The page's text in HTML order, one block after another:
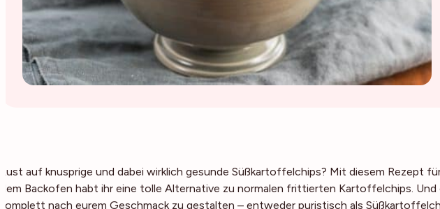
Lust auf knusprige und dabei wirklich gesunde Süßkartoffelchips? Mit diesem Rezept
dem Backofen habt ihr eine tolle Alternative zu normalen frittierten Kartoffelchips. Und
komplett nach eurem Geschmack zu gestalten – entweder puristisch als